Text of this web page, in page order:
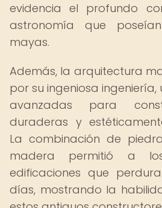
evidencia el profundo
astronomía que
mayas.
Además, la arquitectura
por su ingeniosa
avanzadas para
duraderas y
La combinación de
madera permitió a
edificaciones que
días, mostrando la